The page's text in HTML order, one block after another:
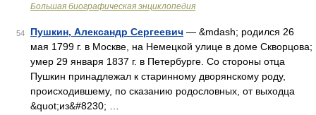
Большая биографическая энциклопедия
54 Пушкин, Александр Сергеевич — &mdash; родился 26
мая 1799 г. в Москве, на Немецкой улице в доме Скворцова;
умер 29 января 1837 г. в Петербурге. Со стороны отца
Пушкин принадлежал к старинному дворянскому роду,
происходившему, по сказанию родословных, от выходца
&quot;из&#8230; …